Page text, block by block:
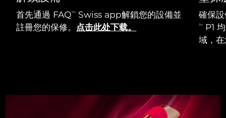
首先通過 FAQTM
Swiss app解鎖您的設備並
註冊您的保修。 点击此处下载。
確保
TMP1
域，